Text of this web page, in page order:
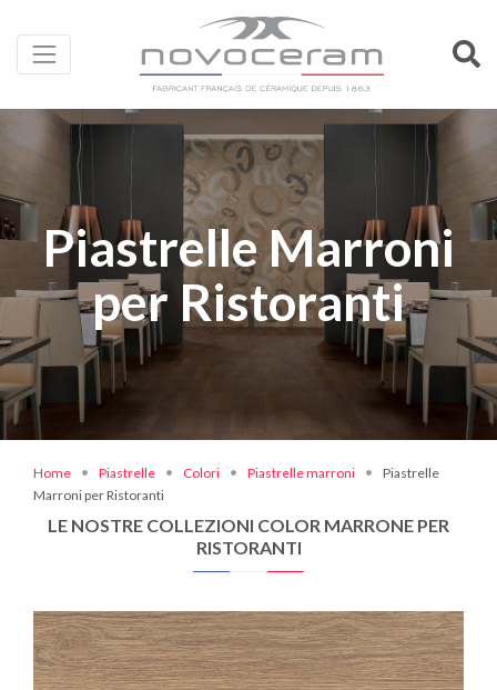
Piastrelle Marroni
per Ristoranti
Home Piastrelle Colori Piastrelle marroni
Piastrelle
Marroni per Ristoranti
LE NOSTRE COLLEZIONI COLOR MARRONE PER
RISTORANTI